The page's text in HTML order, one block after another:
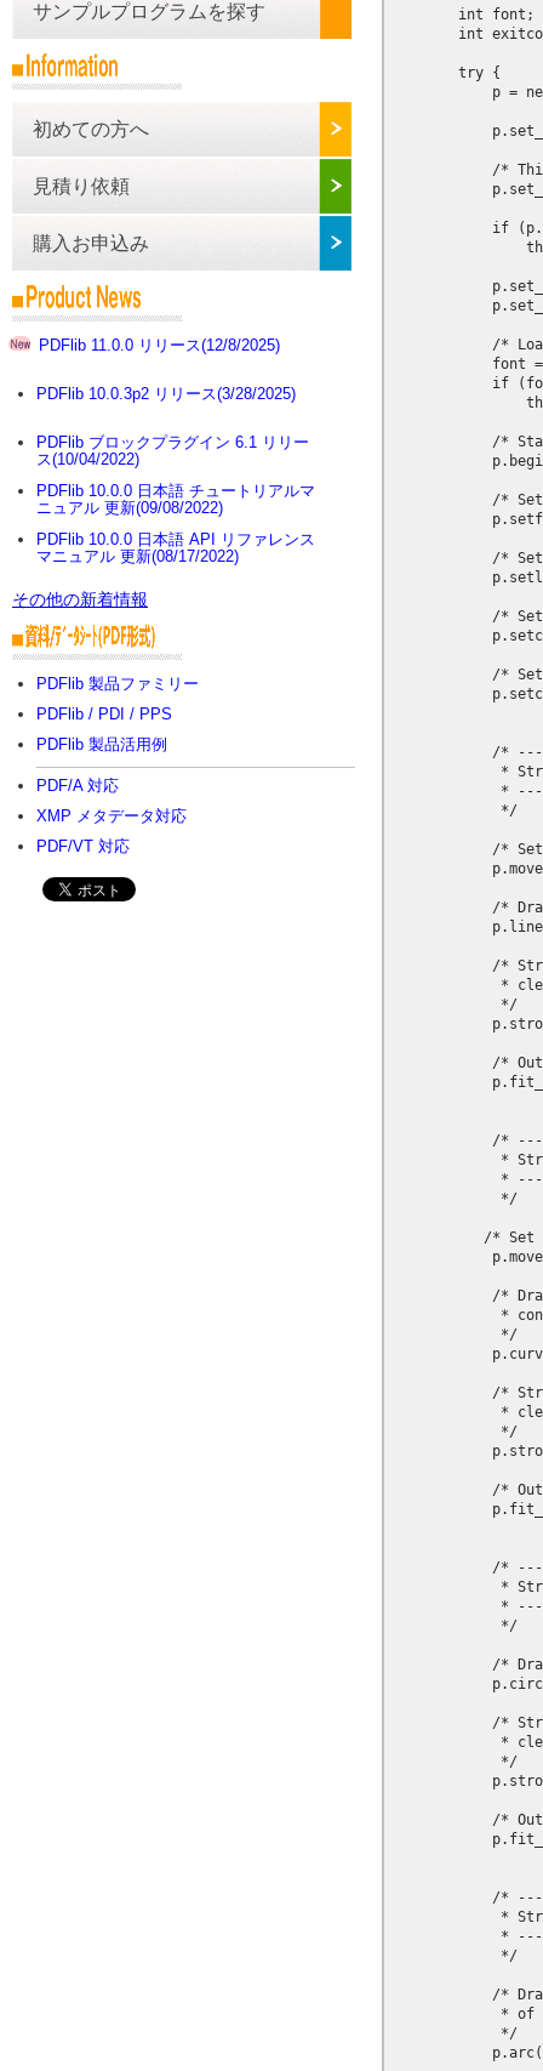
サンプルプログラムを探す
初めての方へ
見積り依頼
購入お申込み
PDFlib 11.0.0 リリース(12/8/2025)
PDFlib 10.0.3p2 リリース(3/28/2025)
PDFlib ブロックプラグイン 6.1 リリー
ス(10/04/2022)
PDFlib 10.0.0 日本語 チュートリアルマ
ニュアル 更新(09/08/2022)
PDFlib 10.0.0 日本語 API リファレンス
マニュアル 更新(08/17/2022)
その他の新着情報
PDFlib 製品ファミリー
PDFlib / PDI / PPS
PDFlib 製品活用例
PDF/A 対応
XMP メタデータ対応
PDF/VT 対応
        int font;
int
        try {
p =
/*
if
/*
font
if
/*
/*
/*
/*
/*
/*
*
*
             */
/*
/*
/*
*
             */
/*
/*
*
*
             */
/* Set
/*
*
             */
/*
*
             */
/*
/*
*
*
             */
/*
/*
*
             */
/*
/*
*
*
             */
/*
* of
             */